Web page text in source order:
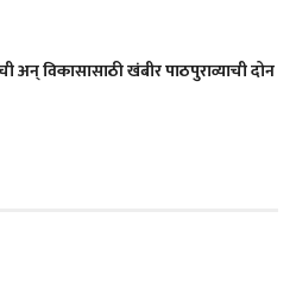
अन् विकासासाठी खंबीर पाठपुराव्याची दोन